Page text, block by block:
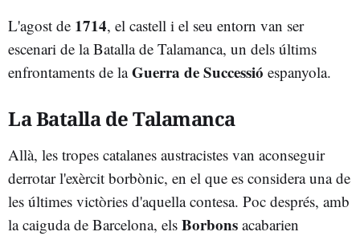
L'agost de 1714, el castell i el seu entorn van ser
escenari de la Batalla de Talamanca, un dels últims
enfrontaments de laGuerra de Successió espanyola.
La Batalla de Talamanca
Allà, les tropes catalanes austracistes van aconseguir
derrotar l'exèrcit borbònic, en el que es considera una de
les últimes victòries d'aquella contesa. Poc després, amb
la caiguda de Barcelona, els Borbons acabarien